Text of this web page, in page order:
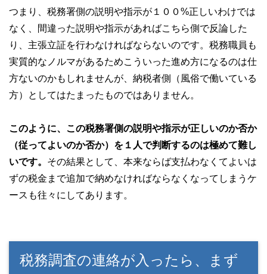
つまり、税務署側の説明や指示が１００%正しいわけでは
なく、間違った説明や指示があればこちら側で反論した
り、主張立証を行わなければならないのです。税務職員も
実質的なノルマがあるためこういった進め方になるのは仕
方ないのかもしれませんが、納税者側（風俗で働いている
方）としてはたまったものではありません。
このように、この税務署側の説明や指示が正しいのか否か
（従ってよいのか否か）を１人で判断するのは極めて難し
いです。 その結果として、本来ならば支払わなくてよいは
ずの税金まで追加で納めなければならなくなってしまうケ
ースも往々にしてあります。
税務調査の連絡が入ったら、まず